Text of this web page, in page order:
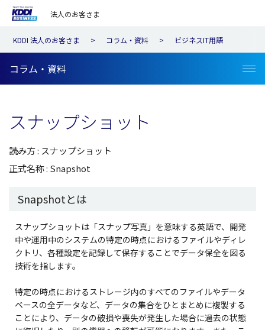
法人のお客さま
KDDI 法人のお客さま コラム・資料 ビジネスIT用語
コラム・資料
スナップショット
読み方 : スナップショット
正式名称 : Snapshot
Snapshotとは
スナップショットは「スナップ写真」を意味する英語で、開発
中や運用中のシステムの特定の時点におけるファイルやディレ
クトリ、各種設定を記録して保存することでデータ保全を図る
技術を指します。
特定の時点におけるストレージ内のすべてのファイルやデータ
ベースの全データなど、データの集合をひとまとめに複製する
ことにより、データの破損や喪失が発生した場合に過去の状態